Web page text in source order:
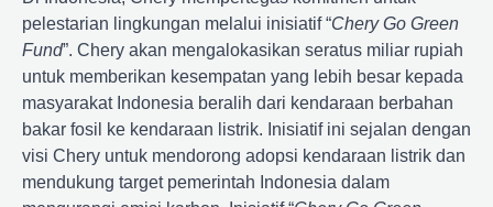
pelestarian lingkungan melalui inisiatif “Chery Go Green
Fund”. Chery akan mengalokasikan seratus miliar rupiah
untuk memberikan kesempatan yang lebih besar kepada
masyarakat Indonesia beralih dari kendaraan berbahan
bakar fosil ke kendaraan listrik. Inisiatif ini sejalan dengan
visi Chery untuk mendorong adopsi kendaraan listrik dan
mendukung target pemerintah Indonesia dalam